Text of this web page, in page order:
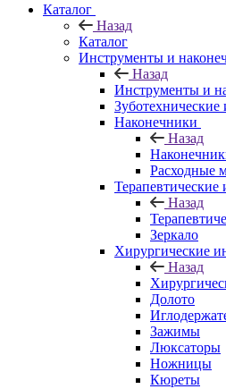
Каталог
Назад
Каталог
Инструменты и
Назад
Инструменты и
Наконечники
Назад
Расходные
Назад
Зеркало
Хирургические
Назад
Долото
Зажимы
Люксаторы
Ножницы
Кюреты